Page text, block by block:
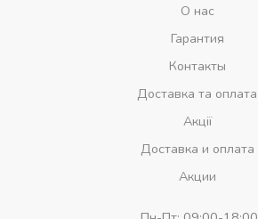
О нас
Гарантия
Контакты
Доставка та оплата
Акції
Доставка и оплата
Акции